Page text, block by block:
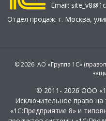
Email:
Отдел продаж: г. Москва,
© 2026 АО «Группа 1С»
© 2011- 2026 ООО
Исключительное право
«1С:Предприятие 8» и